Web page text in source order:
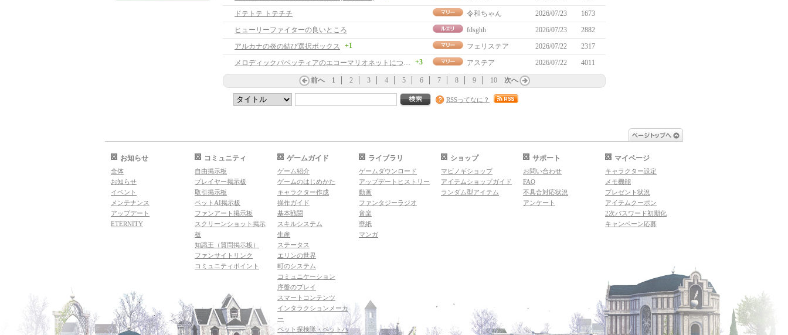
ドテトテ トテチチ
令和ちゃん 2026/07/23
1673
ヒューリーファイターの良いところ
fdsghh 2026/07/23
2882
アルカナの炎の結び選択ボックス
+1 フェリステア 2026/07/22
2317
メロディックパペッティアのエコーマリオネットについて
+3 アステア 2026/07/22 4011
前へ 1 2 3 4 5 6 7 8 9 10 次へ
RSSってなに？
お知らせ
全体
お知らせ
イベント
メンテナンス
アップデート
ETERNITY
コミュニティ
自由掲示板
プレイヤー掲示板
取引掲示板
ペットAI掲示板
ファンアート掲示板
スクリーンショット掲示
板
知識王（質問掲示板）
ファンサイトリンク
コミュニティポイント
ゲームガイド
ゲーム紹介
ゲームのはじめかた
キャラクター作成
操作ガイド
基本戦闘
スキルシステム
生産
ステータス
エリンの世界
町のシステム
コミュニケーション
序盤のプレイ
スマートコンテンツ
インタラクションメーカ
ー
ペット探検隊・ペットハ
ライブラリ
ゲームダウンロード
アップデートヒストリー
動画
ファンタジーラジオ
音楽
壁紙
マンガ
ショップ
マビノギショップ
アイテムショップガイド
ランダム型アイテム
サポート
お問い合わせ
FAQ
不具合対応状況
アンケート
マイページ
キャラクター設定
メモ機能
プレゼント状況
アイテムクーポン
2次パスワード初期化
キャンペーン応募